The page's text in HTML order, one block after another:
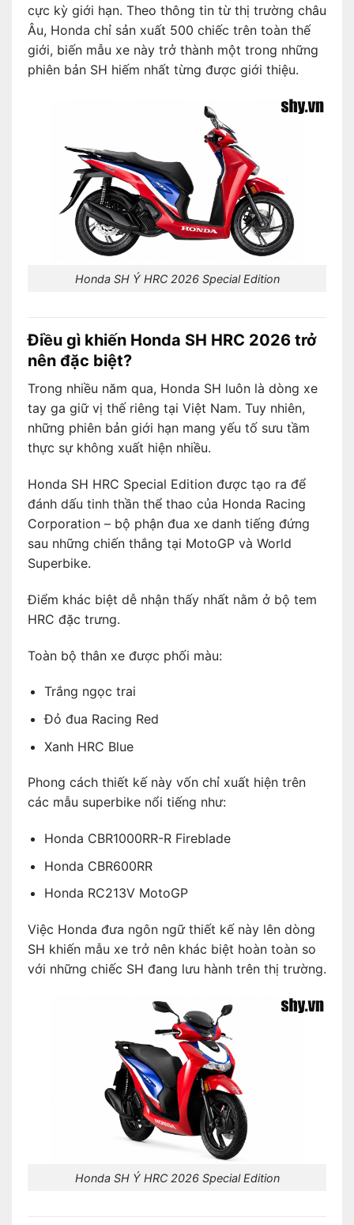
cực kỳ giới hạn. Theo thông tin từ thị trường châu
Âu, Honda chỉ sản xuất 500 chiếc trên toàn thế
giới, biến mẫu xe này trở thành một trong những
phiên bản SH hiếm nhất từng được giới thiệu.
Honda SH Ý HRC 2026 Special Edition
Điều gì khiến Honda SH HRC 2026 trở
nên đặc biệt?
Trong nhiều năm qua, Honda SH luôn là dòng xe
tay ga giữ vị thế riêng tại Việt Nam. Tuy nhiên,
những phiên bản giới hạn mang yếu tố sưu tầm
thực sự không xuất hiện nhiều.
Honda SH HRC Special Edition được tạo ra để
đánh dấu tinh thần thể thao của Honda Racing
Corporation – bộ phận đua xe danh tiếng đứng
sau những chiến thắng tại MotoGP và World
Superbike.
Điểm khác biệt dễ nhận thấy nhất nằm ở bộ tem
HRC đặc trưng.
Toàn bộ thân xe được phối màu:
Trắng ngọc trai
Đỏ đua Racing Red
Xanh HRC Blue
Phong cách thiết kế này vốn chỉ xuất hiện trên
các mẫu superbike nổi tiếng như:
Honda CBR1000RR-R Fireblade
Honda CBR600RR
Honda RC213V MotoGP
Việc Honda đưa ngôn ngữ thiết kế này lên dòng
SH khiến mẫu xe trở nên khác biệt hoàn toàn so
với những chiếc SH đang lưu hành trên thị trường.
Honda SH Ý HRC 2026 Special Edition